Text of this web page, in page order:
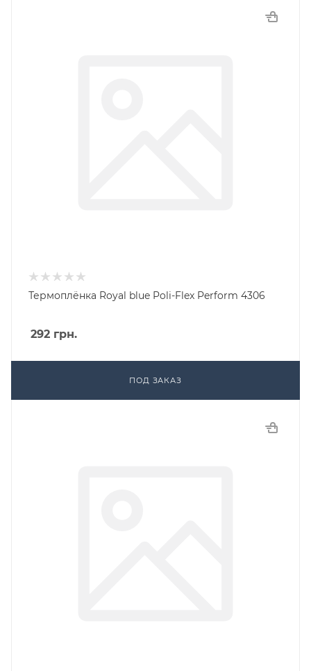
Термоплёнка Royal blue Poli-Flex Perform 4306
292 грн.
ПОД ЗАКАЗ